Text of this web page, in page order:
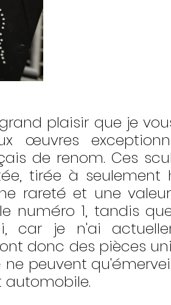
plaisir que je
œuvres
de renom. Ces
tirée à seulement
rareté et une
numéro 1, tandis
car je n'ai
donc des pièces
peuvent
automobile.